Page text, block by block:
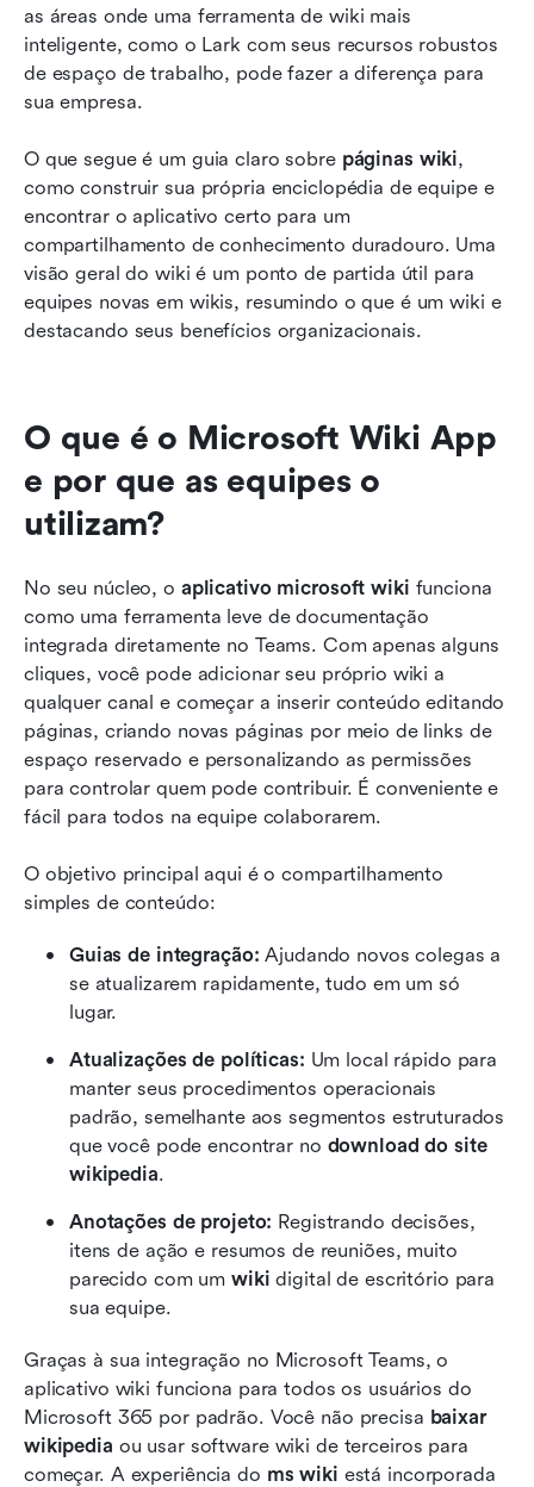
as áreas onde uma ferramenta de wiki mais
inteligente, como o Lark com seus recursos robustos
de espaço de trabalho, pode fazer a diferença para
sua empresa.
O que segue é um guia claro sobre páginas wiki,
como construir sua própria enciclopédia de equipe e
encontrar o aplicativo certo para um
compartilhamento de conhecimento duradouro. Uma
visão geral do wiki é um ponto de partida útil para
equipes novas em wikis, resumindo o que é um wiki e
destacando seus benefícios organizacionais.
O que é o Microsoft Wiki App
e por que as equipes o
utilizam?
No seu núcleo, o aplicativo microsoft wiki funciona
como uma ferramenta leve de documentação
integrada diretamente no Teams. Com apenas alguns
cliques, você pode adicionar seu próprio wiki a
qualquer canal e começar a inserir conteúdo editando
páginas, criando novas páginas por meio de links de
espaço reservado e personalizando as permissões
para controlar quem pode contribuir. É conveniente e
fácil para todos na equipe colaborarem.
O objetivo principal aqui é o compartilhamento
simples de conteúdo:
Guias de integração: Ajudando novos colegas a
se atualizarem rapidamente, tudo em um só
lugar.
Atualizações de políticas: Um local rápido para
manter seus procedimentos operacionais
padrão, semelhante aos segmentos estruturados
que você pode encontrar no download do site
wikipedia.
Anotações de projeto: Registrando decisões,
itens de ação e resumos de reuniões, muito
parecido com um wiki digital de escritório para
sua equipe.
Graças à sua integração no Microsoft Teams, o
aplicativo wiki funciona para todos os usuários do
Microsoft 365 por padrão. Você não precisa baixar
wikipedia ou usar software wiki de terceiros para
começar. A experiência do ms wiki está incorporada